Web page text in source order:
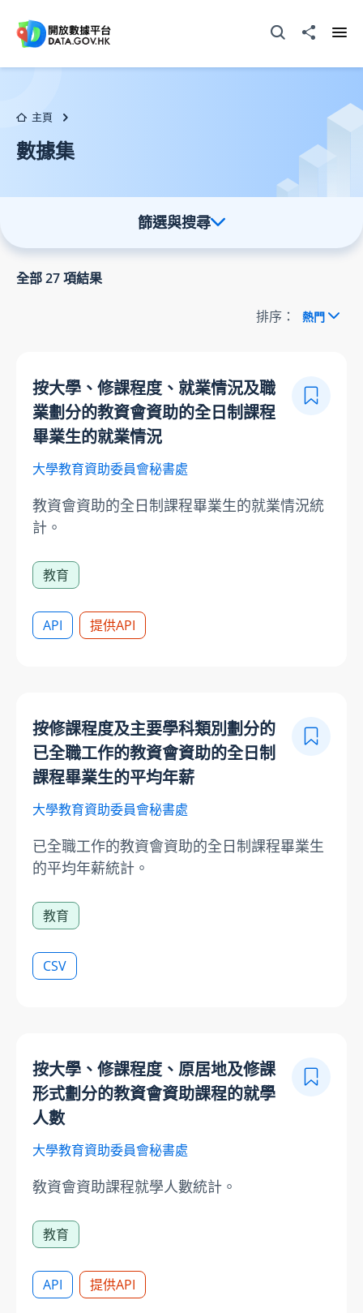
打開搜尋器分享至
主頁
數據集
篩選與搜尋
全部27項結果
排序： 熱門
按大學、修課程度、就業情況及職
業劃分的教資會資助的全日制課程
畢業生的就業情況
大學教育資助委員會秘書處
教資會資助的全日制課程畢業生的就業情況統
計。
教育
API 提供API
按修課程度及主要學科類別劃分的
已全職工作的教資會資助的全日制
課程畢業生的平均年薪
大學教育資助委員會秘書處
已全職工作的教資會資助的全日制課程畢業生
的平均年薪統計。
教育
CSV
按大學、修課程度、原居地及修課
形式劃分的教資會資助課程的就學
人數
大學教育資助委員會秘書處
敎資會資助課程就學人數統計。
教育
API 提供API